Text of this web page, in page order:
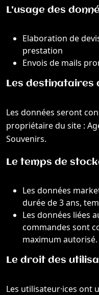
L'usage des
Elaboration de
prestation
Envois de mails
Les destinataires
Les données seront
propriétaire du site :
Souvenirs.
Le temps de
Les données
durée de 3 ans,
Les données liées
commandes sont
maximum autorisé.
Le droit des
Les utilisateur·ices ont